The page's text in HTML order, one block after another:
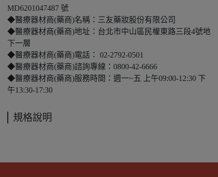
MD6201047487 號
◆醫療器材商(藥商)名稱：三友藥妝股份有限公司
◆醫療器材商(藥商)地址：台北市中山區民權東路三段4號地
下一層
◆醫療器材商(藥商)電話： 02-2792-0501
◆醫療器材商(藥商)諮詢專線：0800-42-6666
◆醫療器材商(藥商)服務時間：週一~五 上午09:00-12:30 下
午13:30-17:30
規格說明